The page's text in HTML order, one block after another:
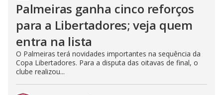
Palmeiras ganha cinco reforços
para a Libertadores; veja quem
entra na lista
O Palmeiras terá novidades importantes na sequência da
Copa Libertadores. Para a disputa das oitavas de final, o
clube realizou...